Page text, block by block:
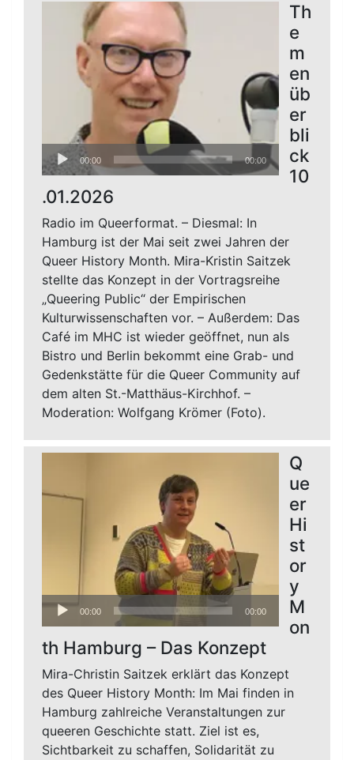
Audio-
Player
00:00 00:00
Th
e
m
en
üb
er
bli
ck
10
.01.2026
Radio im Queerformat. – Diesmal: In
Hamburg ist der Mai seit zwei Jahren der
Queer History Month. Mira-Kristin Saitzek
stellte das Konzept in der Vortragsreihe
„Queering Public“ der Empirischen
Kulturwissenschaften vor. – Außerdem: Das
Café im MHC ist wieder geöffnet, nun als
Bistro und Berlin bekommt eine Grab- und
Gedenkstätte für die Queer Community auf
dem alten St.-Matthäus-Kirchhof. –
Moderation: Wolfgang Krömer (Foto).
Audio-
Player
00:00 00:00
Q
ue
er
Hi
st
or
y
M
on
th Hamburg – Das Konzept
Mira-Christin Saitzek erklärt das Konzept
des Queer History Month: Im Mai finden in
Hamburg zahlreiche Veranstaltungen zur
queeren Geschichte statt. Ziel ist es,
Sichtbarkeit zu schaffen, Solidarität zu